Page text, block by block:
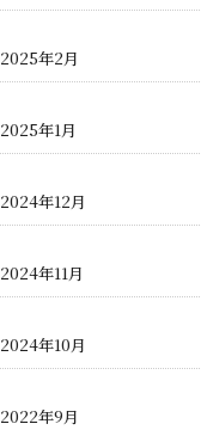
2025年2月
2025年1月
2024年12月
2024年11月
2024年10月
2022年9月